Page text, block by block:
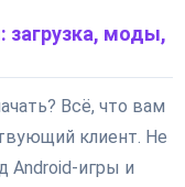
загрузка, моды,
Всё, что вам
клиент. Не
Android-игры и